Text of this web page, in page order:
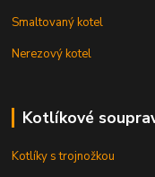
Smaltovaný kotel
Nerezový kotel
Kotlíkové
Kotlíky s trojnožkou